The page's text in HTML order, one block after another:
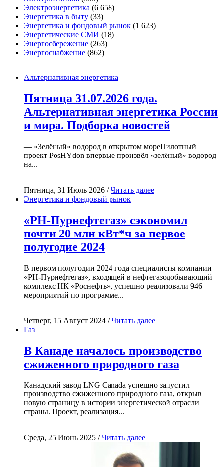
Электроэнергетика (6 658)
Энергетика в быту (33)
Энергетика и фондовый рынок (1 623)
Энергетические СМИ (18)
Энергосбережение (263)
Энергоснабжение (862)
Альтернативная энергетика
Пятница 31.07.2026 года.
Альтернативная энергетика России
и мира. Подборка новостей
— «Зелёный» водород в открытом мореПилотный
проект PosHYdon впервые произвёл «зелёный» водород
на...
Пятница, 31 Июль 2026 /Читать далее
Энергетика и фондовый рынок
«РН-Пурнефтегаз» сэкономил
почти 20 млн кВт*ч за первое
полугодие 2024
В первом полугодии 2024 года специалисты компании
«РН-Пурнефтегаз», входящей в нефтегазодобывающий
комплекс НК «Роснефть», успешно реализовали 946
мероприятий по программе...
Четверг, 15 Август 2024 /Читать далее
Газ
В Канаде началось производство
сжиженного природного газа
Канадский завод LNG Canada успешно запустил
производство сжиженного природного газа, открыв
новую страницу в истории энергетической отрасли
страны. Проект, реализация...
Среда, 25 Июнь 2025 /Читать далее